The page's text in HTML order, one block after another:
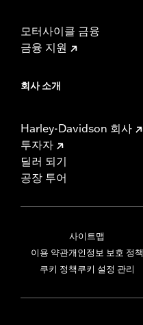
모터사이클 금융
금융 지원
회사 소개
Harley-Davidson 회사
투자자
딜러 되기
공장 투어
사이트맵
이용 약관개인정보 보호 정책
쿠키 정책쿠키 설정 관리